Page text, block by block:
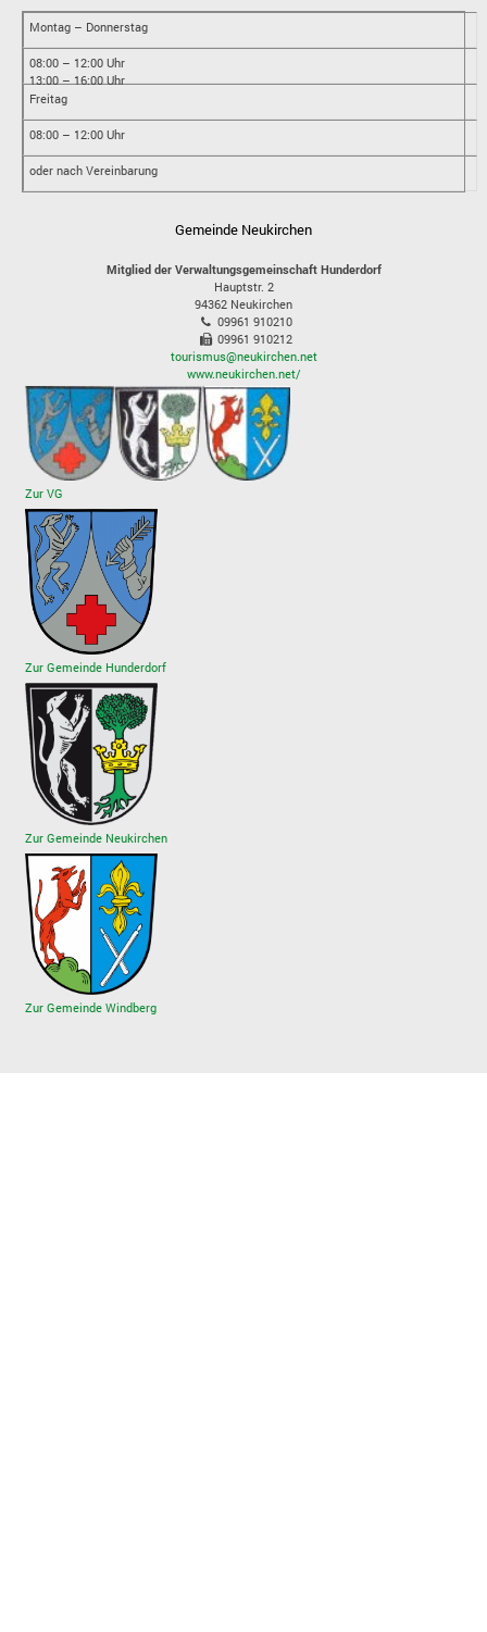
Montag – Donnerstag
08:00 – 12:00 Uhr
13:00 – 16:00 Uhr
Freitag
08:00 – 12:00 Uhr
oder nach Vereinbarung
Gemeinde Neukirchen
Mitglied der Verwaltungsgemeinschaft Hunderdorf
Hauptstr. 2
94362 Neukirchen
09961 910210
09961 910212
tourismus@neukirchen.net
www.neukirchen.net/
Zur VG
Zur Gemeinde Hunderdorf
Zur Gemeinde Neukirchen
Zur Gemeinde Windberg